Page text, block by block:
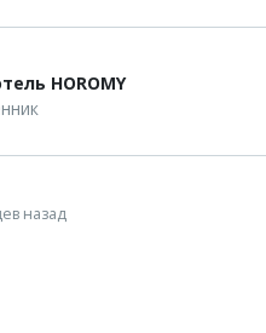
HOROMY
назад